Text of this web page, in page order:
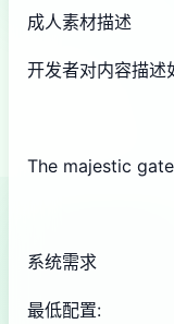
成人素材描述
开发者对内容描述
The majestic
系统需求
最低配置: